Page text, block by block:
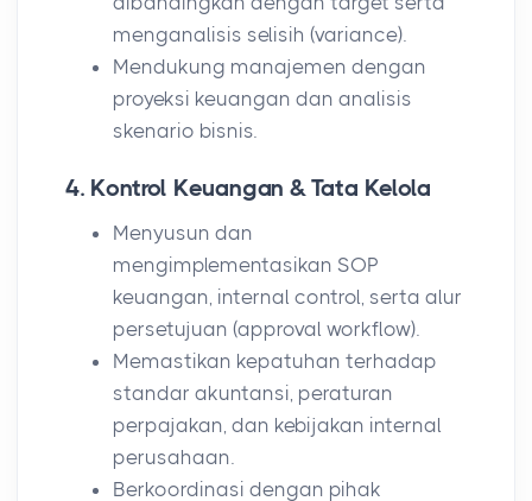
menganalisis selisih (variance).
Mendukung manajemen dengan
proyeksi keuangan dan analisis
skenario bisnis.
4. Kontrol Keuangan & Tata Kelola
Menyusun dan
mengimplementasikan SOP
keuangan, internal control, serta alur
persetujuan (approval workflow).
Memastikan kepatuhan terhadap
standar akuntansi, peraturan
perpajakan, dan kebijakan internal
perusahaan.
Berkoordinasi dengan pihak